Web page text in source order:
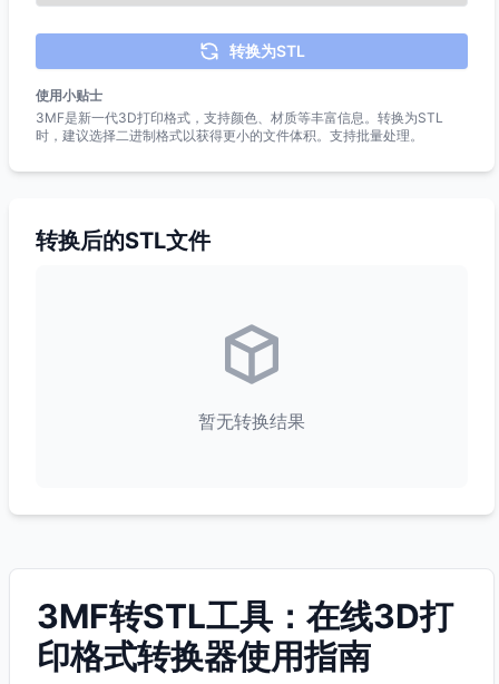
转换为STL
使用小贴士
3MF是新一代3D打印格式，支持颜色、材质等丰富信息。转换为STL
时，建议选择二进制格式以获得更小的文件体积。支持批量处理。
转换后的STL文件
暂无转换结果
3MF转STL工具：在线3D打
印格式转换器使用指南